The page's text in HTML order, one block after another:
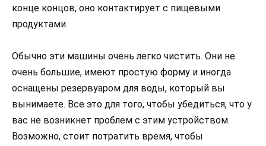
конце концов, оно контактирует с пищевыми
продуктами.
Обычно эти машины очень легко чистить. Они не
очень большие, имеют простую форму и иногда
оснащены резервуаром для воды, который вы
вынимаете. Все это для того, чтобы убедиться, что у
вас не возникнет проблем с этим устройством.
Возможно, стоит потратить время, чтобы